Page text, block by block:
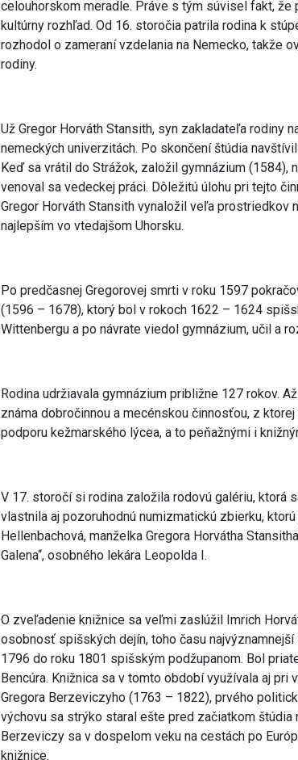
celouhorskom meradle. Práve s tým súvisel fakt,
kultúrny rozhľad. Od 16. storočia patrila rodina k
rozhodol o zameraní vzdelania na Nemecko, takže
rodiny.
Už Gregor Horváth Stansith, syn zakladateľa rodiny
nemeckých univerzitách. Po skončení štúdia
Keď sa vrátil do Strážok, založil gymnázium (1584),
venoval sa vedeckej práci. Dôležitú úlohu pri tejto
Gregor Horváth Stansith vynaložil veľa prostriedkov
najlepším vo vtedajšom Uhorsku.
Po predčasnej Gregorovej smrti v roku 1597
(1596 – 1678), ktorý bol v rokoch 1622 – 1624
Wittenbergu a po návrate viedol gymnázium, učil a
Rodina udržiavala gymnázium približne 127 rokov.
známa dobročinnou a mecénskou činnosťou, z
podporu kežmarského lýcea, a to peňažnými i
V 17. storočí si rodina založila rodovú galériu, ktorá
vlastnila aj pozoruhodnú numizmatickú zbierku,
Hellenbachová, manželka Gregora Horvátha
Galena“, osobného lekára Leopolda I.
O zveľadenie knižnice sa veľmi zaslúžil Imrich
osobnosť spišských dejín, toho času
1796 do roku 1801 spišským podžupanom. Bol
Bencúra. Knižnica sa v tomto období využívala aj pri
Gregora Berzeviczyho (1763 – 1822), prvého
výchovu sa strýko staral ešte pred začiatkom štúdia
Berzeviczy sa v dospelom veku na cestách po
knižnice.